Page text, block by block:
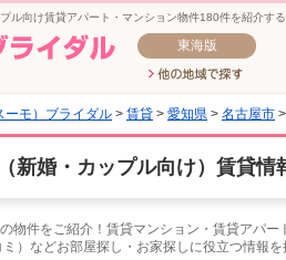
ル向け賃貸アパート・マンション物件180件を紹介す
東海版
ーモ）ブライダル > 賃貸 > 愛知県 > 名古屋市
新婚・カップル向け）賃貸情
物件をご紹介！賃貸マンション・賃貸アパ
）などお部屋探し・お家探しに役立つ情報